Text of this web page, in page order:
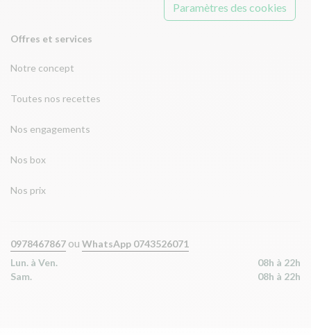
Offres et services
Notre concept
Toutes nos recettes
Nos engagements
Nos box
Nos prix
Paramètres des cookies
0978467867 ou WhatsApp 0743526071
Lun. à Ven.
08h à 22h
Sam.
08h à 22h